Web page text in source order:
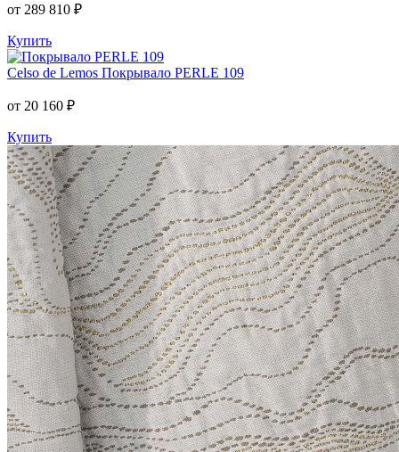
от 289 810 ₽
Купить
Celso de Lemos Покрывало PERLE 109
от 20 160 ₽
Купить